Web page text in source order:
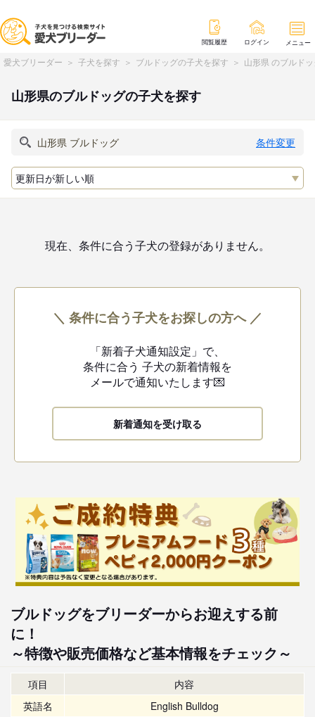
閲覧履歴 ログイン メニュー
愛犬ブリーダー 子犬を探す ブルドッグの子犬を探す 山形県 のブルド
山形県のブルドッグの子犬を探す
条件変更
現在、条件に合う子犬の登録がありません。
＼ 条件に合う子犬をお探しの方へ ／
「新着子犬通知設定」で、
条件に合う 子犬の新着情報を
メールで通知いたします💌
新着通知を受け取る
ブルドッグをブリーダーからお迎えする前
に！
～特徴や販売価格など基本情報をチェック～
項目
内容
英語名
English Bulldog